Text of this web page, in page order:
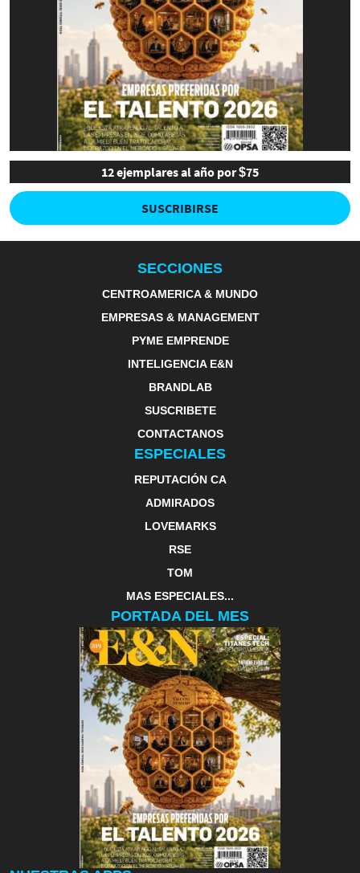
12 ejemplares al año por $75
SUSCRIBIRSE
SECCIONES
CENTROAMERICA & MUNDO
EMPRESAS & MANAGEMENT
PYME EMPRENDE
INTELIGENCIA E&N
BRANDLAB
SUSCRIBETE
CONTACTANOS
ESPECIALES
REPUTACIÓN CA
ADMIRADOS
LOVEMARKS
RSE
TOM
MAS ESPECIALES...
PORTADA DEL MES